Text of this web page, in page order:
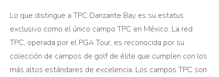
Lo que distingue a TPC Danzante Bay es su estatus
exclusivo como el único campo TPC en México. La red
TPC, operada por el PGA Tour, es reconocida por su
colección de campos de golf de élite que cumplen con los
más altos estándares de excelencia. Los campos TPC son